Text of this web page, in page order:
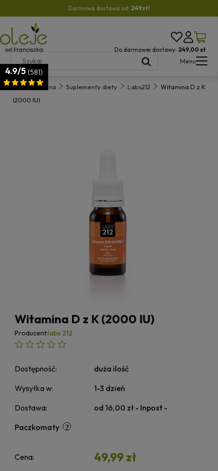
Darmowa dostawa od: 249zł!
Do darmowej dostawy: 249,00 zł
Menu
Strona główna Suplementy diety Labs212
Witamina D z K
(2000 IU)
Witamina D z K (2000 IU)
Producent:labs 212
Dostępność:
duża ilość
Wysyłka w:
1-3 dzień
Dostawa:
od 16,00 zł - Inpost -
Paczkomaty
Cena: 49,99 zł
4.9/5 (581)